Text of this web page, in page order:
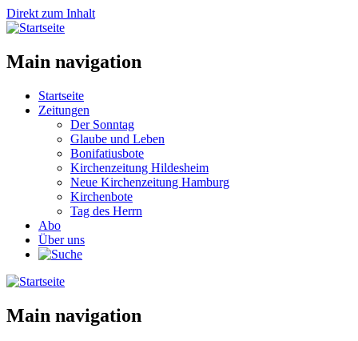
Direkt zum Inhalt
Main navigation
Startseite
Zeitungen
Der Sonntag
Glaube und Leben
Bonifatiusbote
Kirchenzeitung Hildesheim
Neue Kirchenzeitung Hamburg
Kirchenbote
Tag des Herrn
Abo
Über uns
Main navigation